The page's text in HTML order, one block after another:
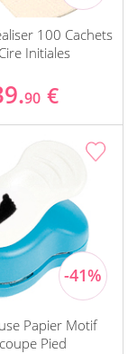
100 Cachets
Initiales
90 €
Papier Motif
Pied